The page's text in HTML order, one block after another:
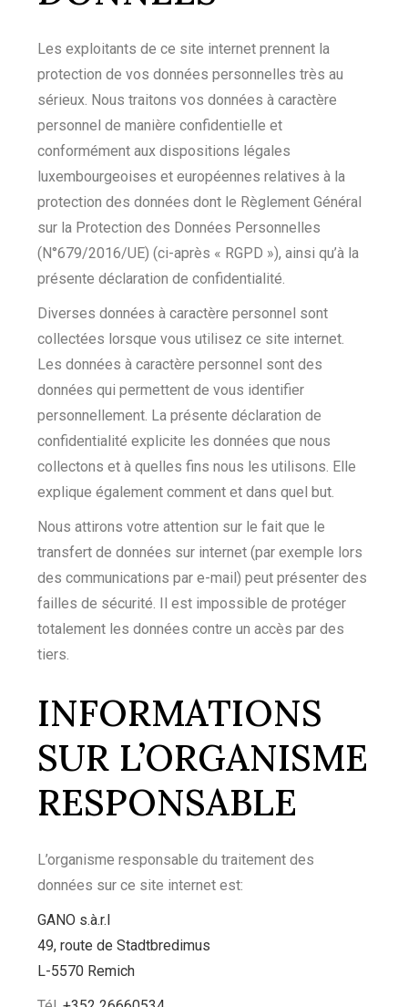
Les exploitants de ce site internet prennent la
protection de vos données personnelles très au
sérieux. Nous traitons vos données à caractère
personnel de manière confidentielle et
conformément aux dispositions légales
luxembourgeoises et européennes relatives à la
protection des données dont le Règlement Général
sur la Protection des Données Personnelles
(N°679/2016/UE) (ci-après « RGPD »), ainsi qu’à la
présente déclaration de confidentialité.
Diverses données à caractère personnel sont
collectées lorsque vous utilisez ce site internet.
Les données à caractère personnel sont des
données qui permettent de vous identifier
personnellement. La présente déclaration de
confidentialité explicite les données que nous
collectons et à quelles fins nous les utilisons. Elle
explique également comment et dans quel but.
Nous attirons votre attention sur le fait que le
transfert de données sur internet (par exemple lors
des communications par e-mail) peut présenter des
failles de sécurité. Il est impossible de protéger
totalement les données contre un accès par des
tiers.
INFORMATIONS
SUR L’ORGANISME
RESPONSABLE
L’organisme responsable du traitement des
données sur ce site internet est:
GANO s.à.r.l
49, route de Stadtbredimus
L-5570 Remich